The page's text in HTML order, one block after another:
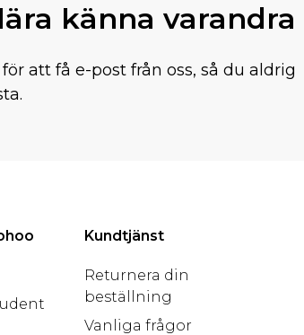
känna varandra
att få e-post från oss, så du aldrig
Kundtjänst
Returnera din
beställning
Vanliga frågor